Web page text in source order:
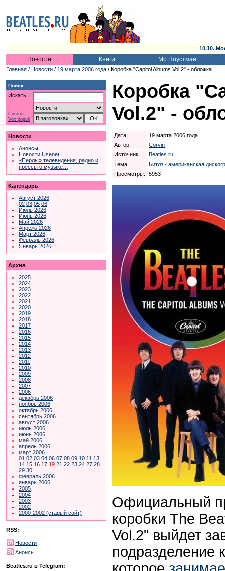
10.10.
Новости Книги Мр.Поустман
Главная / Новости / 19 марта 2006 года / Коробка "Capitol Albums Vol.2" - обложка
Поиск
Искать:
Советы
Vox populi
Новости
Анонсы
Новости Usenet
«Перлы» телевидения, радио и
прессы о музыке…
Календарь
Август 2026
02 03 05 06
Июль 2026
Июнь 2026
Май 2026
Апрель 2026
Март 2026
Февраль 2026
Январь 2026
Архив
2025
2024
2023
2022
2021
2020
2019
2018
2017
2016
2015
2014
2013
2012
2011
2010
2009
2008
2007
2006
декабрь 2006
ноябрь 2006
октябрь 2006
сентябрь 2006
август 2006
июль 2006
июнь 2006
май 2006
апрель 2006
март 2006
01 02 03 04 06 07 08 09 10 11 13
14 15 16 17 19 21 22 23 24 27 28
29 30
февраль 2006
январь 2006
2005
2004
2003
2002
2000-2002 (старый сайт)
RSS:
Новости
Анонсы
Beatles.ru в Telegram:
Коробка
Vol.2" -
Дата:
19 марта 2006 года
Автор:
Corvin
Источник:
Beatles.ru
Тема:
Битлз - американская
Просмотры:
5953
Официальный
коробки The
Vol.2" выйдет
подразделение